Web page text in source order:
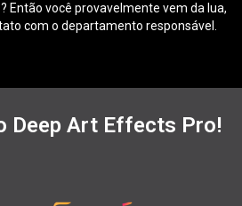
Então você provavelmente vem da lua,
com o departamento responsável.
Deep Art Effects Pro!